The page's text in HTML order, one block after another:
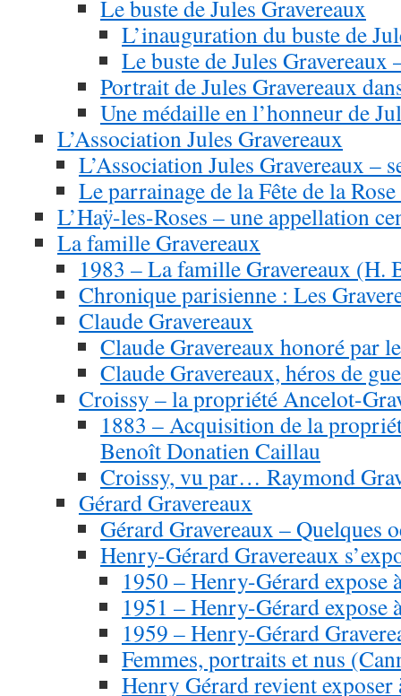
Le buste de Jules Gravereaux
L’inauguration du buste de
Le buste de Jules Gravereaux
Portrait de Jules Gravereaux
Une médaille en l’honneur de
L’Association Jules Gravereaux
L’Association Jules Gravereaux –
Le parrainage de la Fête de la
L’Haÿ-les-Roses – une appellation
La famille Gravereaux
1983 – La famille Gravereaux (H.
Chronique parisienne : Les
Claude Gravereaux
Claude Gravereaux honoré par
Claude Gravereaux, héros de
Croissy – la propriété Ancelot-
1883 – Acquisition de la
Benoît Donatien Caillau
Croissy, vu par… Raymond
Gérard Gravereaux
Gérard Gravereaux – Quelques
Henry-Gérard Gravereaux
1950 – Henry-Gérard expose
1951 – Henry-Gérard expose
1959 – Henry-Gérard
Femmes, portraits et nus
Henry Gérard revient exposer